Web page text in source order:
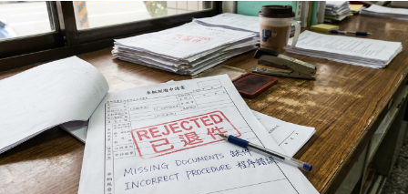
機密文件銷毀
資訊設備回收